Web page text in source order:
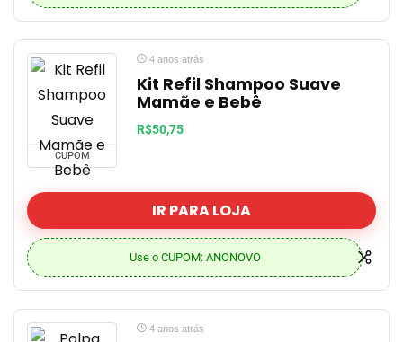
CUPOM
4 anos atrás
Kit Refil Shampoo Suave
Mamãe e Bebê
R$50,75
IR PARA LOJA
Use o CUPOM: ANONOVO
4 anos atrás